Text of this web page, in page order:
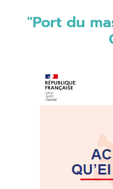
"Port du